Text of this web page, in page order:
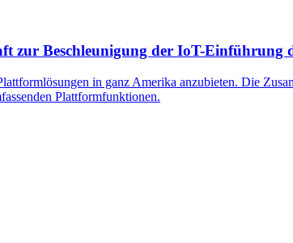
zur Beschleunigung der IoT-
in ganz Amerika anzubieten. Die
Plattformfunktionen.